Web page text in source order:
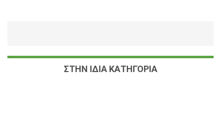
ΣΤΗΝ ΙΔΙΑ ΚΑΤΗΓΟΡΙΑ